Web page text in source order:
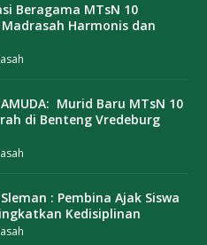
Beragama MTsN 10
Harmonis dan
Murid Baru MTsN 10
di Benteng Vredeburg
: Pembina Ajak Siswa
Kedisiplinan